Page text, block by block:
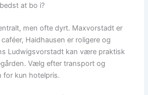
at bo i?
men ofte dyrt. Maxvorstadt er
Haidhausen er roligere og
Ludwigsvorstadt kan være praktisk
Vælg efter transport og
for kun hotelpris.